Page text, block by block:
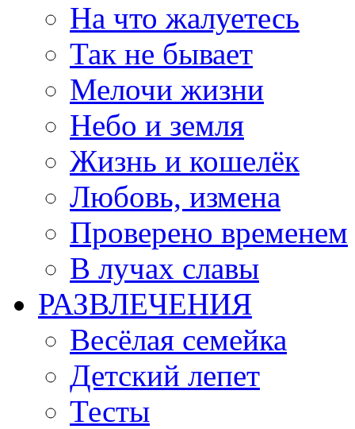
На что жалуетесь
Так не бывает
Мелочи жизни
Небо и земля
Жизнь и кошелёк
Любовь, измена
Проверено временем
В лучах славы
РАЗВЛЕЧЕНИЯ
Весёлая семейка
Детский лепет
Тесты